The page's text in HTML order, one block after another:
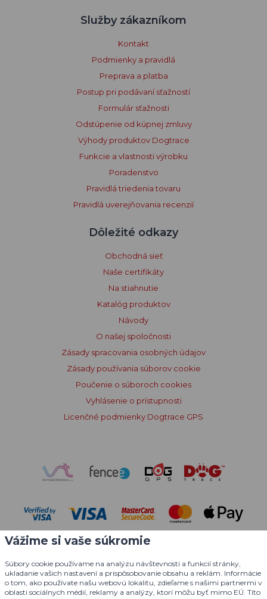
Služby zákazníkom
Kontakt
Podmienky a pravidlá
Preprava a platba
Postup pri podávaní sťažností
Formulár sťažnosti
Odstúpenie od kúpnej zmluvy
Výhody produktov Dogtrace
Funkcie a vlastnosti výrobku
Poradenstvo
Pravidlá triedenia tovaru
Pravidlá uverejňovania recenzií
Dôležité odkazy
Obchodná sieť
Naše certifikáty
Na stiahnutie
Katalóg produktov
Návody
O našej spoločnosti
Zásady spracovania osobných údajov
Zásady používania súborov cookie
Poučenie o súboroch cookies
Vyhlásenie o prístupnosti
Licenčné podmienky Dogtrace GPS
Vážime si vaše súkromie
Súbory cookie používame na analýzu návštevnosti a funkcií stránky,
ukladanie vašich nastavení a prispôsobovanie obsahu a reklám. Informácie
o tom, ako používate našu webovú lokalitu, zdieľame s našimi partnermi v
oblasti sociálnych médií, reklamy a analýzy, ktorí môžu byť mimo EÚ. Títo